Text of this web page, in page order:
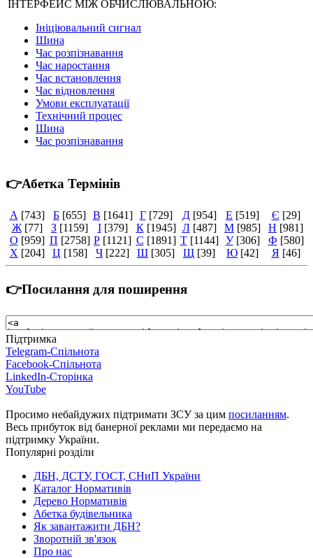
ІНТЕРФЕЙС МІЖ ОБЧИСЛЮВАЛЬНОЮ:
Ініціювальний сигнал
Шина
Час розпізнавання
Час наростання
Час встановлення
Час відновлення
Умови експлуатації
Технічний процес
Шина
Час розпізнавання
👉Абетка Термінів
А [743] Б [655] В [1641] Г [729] Д [954] Е [519] Є [29]
Ж [77] З [1159] І [379] К [1945] Л [487] М [985] Н [981]
О [959] П [2758] Р [1121] С [1891] Т [1144] У [306] Ф [580]
Х [204] Ц [158] Ч [222] Ш [305] Щ [39] Ю [42] Я [46]
👉Посилання для поширення
Підтримка
Telegram-Спільнота
Facebook-Спільнота
LinkedIn-Сторінка
YouTube
Просимо небайдужих підтримати ЗСУ за цим посиланням.
Весь прибуток від банерної реклами ми передаємо на
підтримку України.
Популярні розділи
ДБН, ДСТУ, ГОСТ, СНиП України
Каталог Нормативів
Дерево Нормативів
Абетка будівельника
Як завантажити ДБН?
Зворотній зв'язок
Про нас